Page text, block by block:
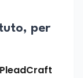
per
PleadCraft